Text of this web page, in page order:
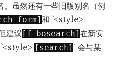
。虽然还有一些旧版别名（例
form]和 `<style>
建议 [fibosearch]在新安
`<style> [search]` 会与某